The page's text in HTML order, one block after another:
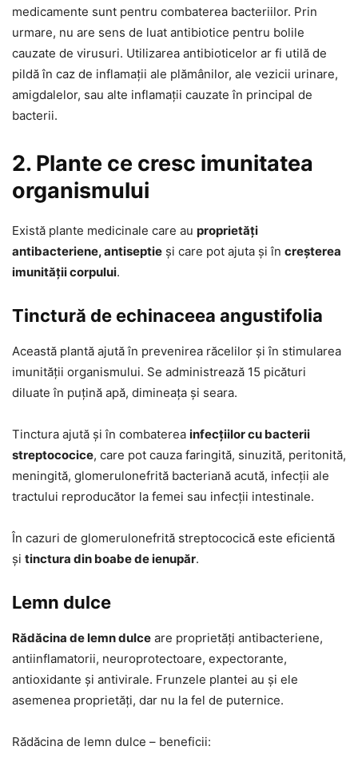
medicamente sunt pentru combaterea bacteriilor. Prin
urmare, nu are sens de luat antibiotice pentru bolile
cauzate de virusuri. Utilizarea antibioticelor ar fi utilă de
pildă în caz de inflamații ale plămânilor, ale vezicii urinare,
amigdalelor, sau alte inflamații cauzate în principal de
bacterii.
2. Plante ce cresc imunitatea
organismului
Există plante medicinale care au proprietăți
antibacteriene, antiseptie și care pot ajuta și în creșterea
imunității corpului.
Tinctură de echinaceea angustifolia
Această plantă ajută în prevenirea răcelilor și în stimularea
imunității organismului. Se administrează 15 picături
diluate în puțină apă, dimineața și seara.
Tinctura ajută și în combaterea infecțiilor cu bacterii
streptococice, care pot cauza faringită, sinuzită, peritonită,
meningită, glomerulonefrită bacteriană acută, infecții ale
tractului reproducător la femei sau infecții intestinale.
În cazuri de glomerulonefrită streptococică este eficientă
și tinctura din boabe de ienupăr.
Lemn dulce
Rădăcina de lemn dulce are proprietăți antibacteriene,
antiinflamatorii, neuroprotectoare, expectorante,
antioxidante și antivirale. Frunzele plantei au și ele
asemenea proprietăți, dar nu la fel de puternice.
Rădăcina de lemn dulce – beneficii: